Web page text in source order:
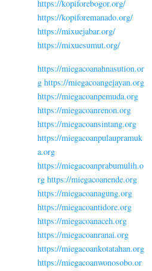
https://kopiforebogor.org/
https://kopiforemanado.org/
https://mixuejabar.org/
https://mixuesumut.org/
https://miegacoanahnasution.or
g https://miegacoangejayan.org
https://miegacoanpemuda.org
https://miegacoanrenon.org
https://miegacoansintang.org
https://miegacoanpulaupramuk
a.org
https://miegacoanprabumulih.o
rg https://miegacoanende.org
https://miegacoanagung.org
https://miegacoantidore.org
https://miegacoanaceh.org
https://miegacoanranai.org
https://miegacoankotatahan.org
https://miegacoanwonosobo.or